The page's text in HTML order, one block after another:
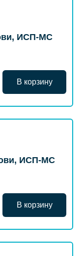
ИСП-МС
В корзину
ИСП-МС
В корзину